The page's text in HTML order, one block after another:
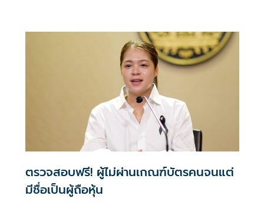
ตรวจสอบฟรี! ผู้ไม่ผ่านเกณฑ์บัตรคนจนแต่
มีชื่อเป็นผู้ถือหุ้น